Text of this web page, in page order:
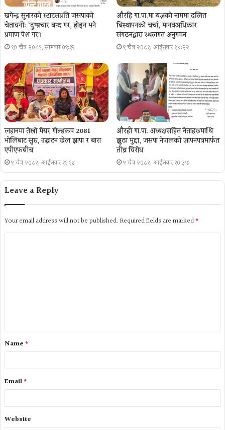
खगेन्द्र सुनारको स्टाटसप्रति जसपाको
चेतावनी: ‘दुष्प्रचार बन्द गर, होइन भने
प्रमाण पेश गर´।
१० चैत्र २०८१, सोमबार ०९:१९
औरहि गा.पा.मा यज्ञकाे नाममा दलित
बिस्थापनकाे चर्चा, मानवअधिकार
संगठनद्वारा स्थलगत अनुगमन
९ चैत्र २०८१, आईतवार १४:२२
लहानमा तेस्रो मेयर गोल्डकप 2081
भोलिबाट सुरु, उद्घाटन खेल झापा र बारा
एपीएफबीच
९ चैत्र २०८१, आईतवार ११:१४
औरही गा.पा. अध्यक्षसहित नेताहरूमाथि
झुठा मुद्दा, जसपा नेपालको ज्ञापनपत्रमार्फत
तीव्र विरोध
९ चैत्र २०८१, आईतवार १०:३७
Leave a Reply
Your email address will not be published. Required fields are marked*
Name *
Email*
Website